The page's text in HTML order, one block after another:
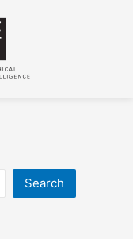
Search